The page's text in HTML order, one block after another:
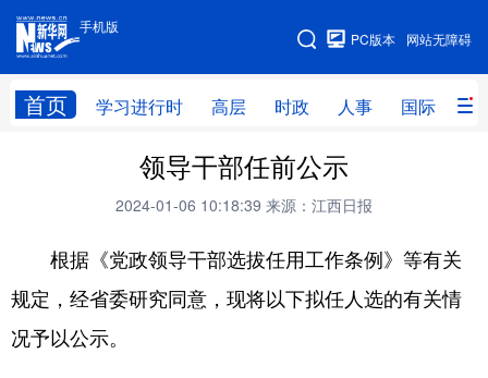
手机版
网站无障碍
PC版本
首页 学习进行时 高层 时政 人事 国际 财
手机版
网站地图
高层 时政
财经 网评
台湾 思客智库 全球连线 教育
科技 科创 量子 体育
文化
领导干部任前公示
2024-01-06 10:18:39 来源：江西日报
根据《党政领导干部选拔任用工作条例》等有关
规定，经省委研究同意，现将以下拟任人选的有关情
况予以公示。